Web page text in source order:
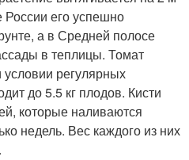
России его успешно
а в Средней полосе
в теплицы. Томат
регулярных
до 5.5 кг плодов. Кисти
которые наливаются
недель. Вес каждого из них